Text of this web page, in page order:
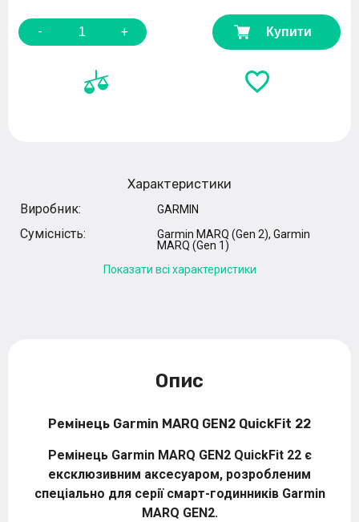
- + Купити
Характеристики
Виробник:
GARMIN
Сумісність:
Garmin MARQ (Gen 2), Garmin
MARQ (Gen 1)
Показати всі характеристики
Опис
Ремінець Garmin MARQ GEN2 QuickFit 22
Ремінець Garmin MARQ GEN2 QuickFit 22 є
ексклюзивним аксесуаром, розробленим
спеціально для серії смарт-годинників Garmin
MARQ GEN2.